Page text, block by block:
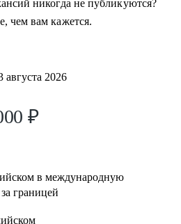
никогда не публикуются?
чем вам кажется.
августа 2026
₽
в международную
границей